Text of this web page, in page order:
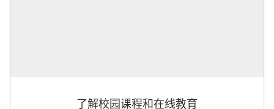
了解校园课程和在线教育